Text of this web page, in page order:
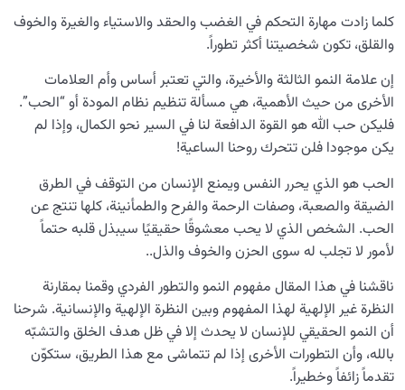
كلما زادت مهارة التحكم في الغضب والحقد والاستياء والغيرة والخوف
والقلق، تكون شخصيتنا أكثر تطوراً.
إن علامة النمو الثالثة والأخيرة، والتي تعتبر أساس وأم العلامات
الأخرى من حيث الأهمية، هي مسألة تنظيم نظام المودة أو “الحب”.
فليكن حب الله هو القوة الدافعة لنا في السير نحو الكمال، وإذا لم
يكن موجودا فلن تتحرك روحنا الساعية!
الحب هو الذي يحرر النفس ويمنع الإنسان من التوقف في الطرق
الضيقة والصعبة، وصفات الرحمة والفرح والطمأنينة، كلها تنتج عن
الحب. الشخص الذي لا يحب معشوقًا حقيقيًا سيبذل قلبه حتماً
لأمور لا تجلب له سوى الحزن والخوف والذل..
ناقشنا في هذا المقال مفهوم النمو والتطور الفردي وقمنا بمقارنة
النظرة غير الإلهية لهذا المفهوم وبين النظرة الإلهية والإنسانية. شرحنا
أن النمو الحقيقي للإنسان لا يحدث إلا في ظل هدف الخلق والتشبّه
بالله، وأن التطورات الأخرى إذا لم تتماشى مع هذا الطريق، ستكوّن
تقدماً زائفاً وخطيراً.